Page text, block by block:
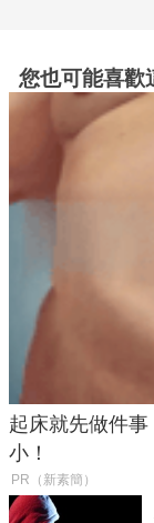
您也可能喜歡
起床就先做件
小！
PR（新素簡）